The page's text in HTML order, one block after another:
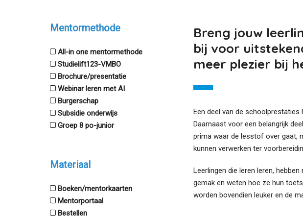
Mentormethode
All-in one mentormethode
Studielift123-VMBO
Brochure/presentatie
Webinar leren met AI
Burgerschap
Subsidie onderwijs
Groep 8 po-junior
Materiaal
Boeken/mentorkaarten
Mentorportaal
Bestellen
Breng jouw
bij voor
meer plezier bij
Een deel van de
Daarnaast voor een belangrijk
prima waar de lesstof over gaat,
kunnen verwerken ter
Leerlingen die leren leren,
gemak en weten hoe ze hun
worden bovendien leuker en de